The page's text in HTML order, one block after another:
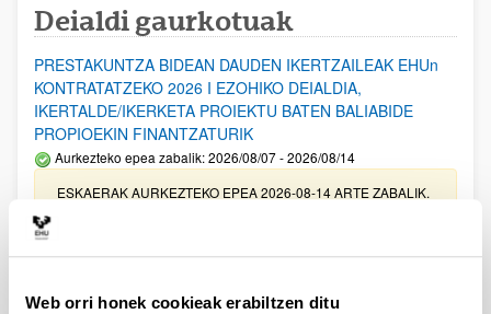
Web orri honek cookieak erabiltzen ditu
Deialdi gaurkotuak
PRESTAKUNTZA BIDEAN DAUDEN IKERTZAILEAK EHUn
KONTRATATZEKO 2026 I EZOHIKO DEIALDIA,
IKERTALDE/IKERKETA PROIEKTU BATEN BALIABIDE
PROPIOEKIN FINANTZATURIK
Aurkezteko epea zabalik: 2026/08/07 - 2026/08/14
ESKAERAK AURKEZTEKO EPEA 2026-08-14 ARTE ZABALIK.
UPV/EHUn Azpiegitura Zientifikoa eta Funts Bibliografikoak